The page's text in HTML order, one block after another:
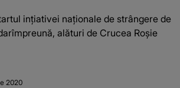
ințiativei naționale de strângere de
alături de Crucea Roșie
2020